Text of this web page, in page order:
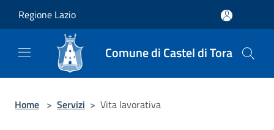
Regione Lazio
Comune di Castel di Tora
Home > Servizi > Vita lavorativa